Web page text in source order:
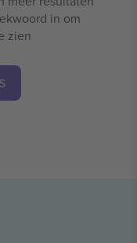
in om
zien